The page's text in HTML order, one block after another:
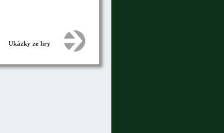
Ukázky ze hry